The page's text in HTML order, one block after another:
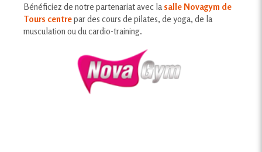
Bénéficiez de notre partenariat avec la salle Novagym de
Tours centrepar des cours de pilates, de yoga, de la
musculation ou du cardio-training.